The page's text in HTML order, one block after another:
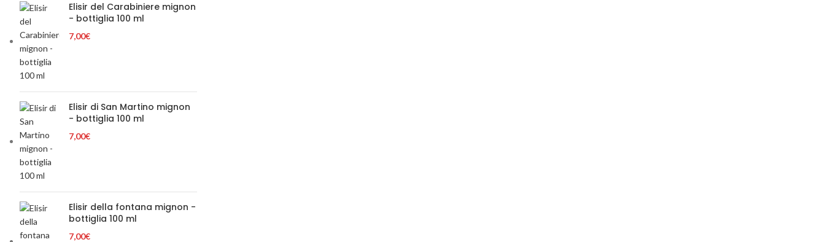
Elisir del Carabiniere mignon
- bottiglia 100 ml
7,00€
Elisir di San Martino mignon
- bottiglia 100 ml
7,00€
Elisir della fontana mignon -
bottiglia 100 ml
7,00€